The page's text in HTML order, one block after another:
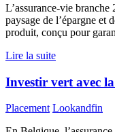
L’assurance-vie
paysage de l’épargne et
produit, conçu pour
Lire la suite
Investir vert avec
Placement Lookandfin